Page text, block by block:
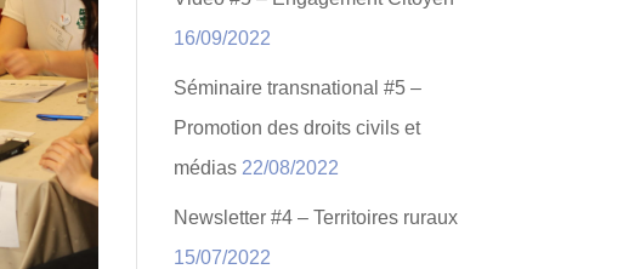
16/09/2022
Séminaire transnational #5 –
Promotion des droits civils et
médias 22/08/2022
Newsletter #4 – Territoires ruraux
15/07/2022